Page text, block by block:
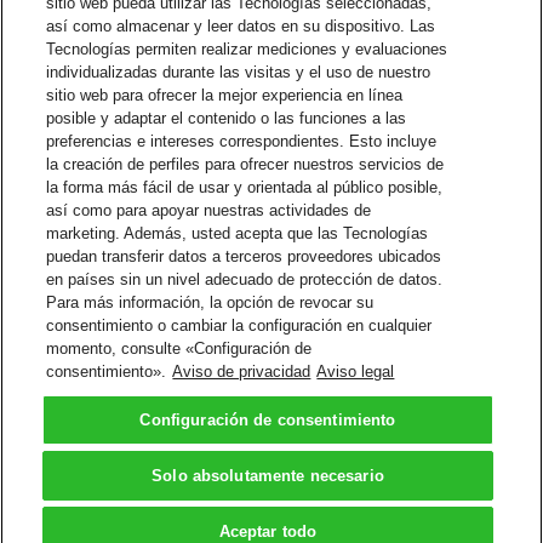
No todos los países cuentan con esta característica.
Fases de Información – El cliente puede establecer la fase de
información de un envío, utilizando el código correcto de
servicio. Los Códigos de Servicio estarán disponibles durante
3, 6, 12 y 24 meses, dependiendo del caso.
Contacte al Depto de Ventas
Comience a preparar su envío ahora
Empiece a desarrollar con Soluciones Integradas de DHLEmpiece a
desarrollar con Soluciones Integradas de DHL
Folleto Informativo de Soluciones Integradas de DHL
Folleto Informativo de Soluciones Integradas de DHL
Soluciones para la Administración de Envíos
DHL Express ofrece una amplia variedad de opciones flexibles -
desde opciones de software y en línea, hasta poderosas soluciones
comerciales integradas y diseñadas para sus necesidades.
Conozca nuestras Soluciones
Volver arriba
Términos y Condiciones
Aviso De Privacidad
reserved
así como almacenar y leer datos en su dispositivo. Las
Tecnologías permiten realizar mediciones y evaluaciones
individualizadas durante las visitas y el uso de nuestro
sitio web para ofrecer la mejor experiencia en línea
posible y adaptar el contenido o las funciones a las
preferencias e intereses correspondientes. Esto incluye
la creación de perfiles para ofrecer nuestros servicios de
la forma más fácil de usar y orientada al público posible,
así como para apoyar nuestras actividades de
marketing. Además, usted acepta que las Tecnologías
puedan transferir datos a terceros proveedores ubicados
en países sin un nivel adecuado de protección de datos.
Para más información, la opción de revocar su
consentimiento o cambiar la configuración en cualquier
momento, consulte «Configuración de
consentimiento». Aviso de privacidad Aviso legal
Configuración de consentimiento
Solo absolutamente necesario
Aceptar todo